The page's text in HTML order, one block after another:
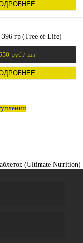
гр (Tree of Life)
руб. / шт
(Ultimate Nutrition)